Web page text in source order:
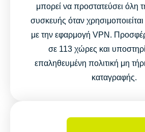
Συνδεθείτε στο παγκόσμιο δίκτυο
ExpressVPN μέσα από τον Edge
Οδηγός βίντεο: Δοκιμάστε τη
μπορεί να προστατεύσει όλη
συσκευής όταν
με την εφαρμογή VPN.
σε 113 χώρες και
επαληθευμένη πολιτική μη
καταγραφής.